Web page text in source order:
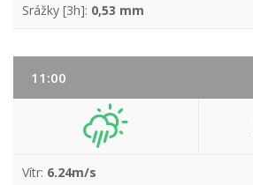
Srážky [3h]: 0,53 mm
11:00
Vítr: 6.24m/s